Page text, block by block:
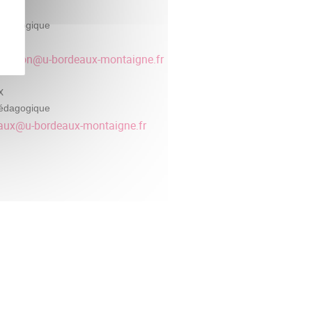
@u-bordeaux-montaigne.fr
@u-bordeaux-montaigne.fr